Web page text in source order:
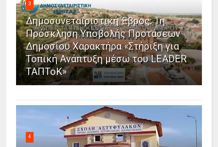
3
Δημοσυνεταιριστική Έβρος: 1η
Πρόσκληση Υποβολής Προτάσεων
Δημοσίου Χαρακτήρα «Στήριξη για
Τοπική Ανάπτυξη μέσω του LEADER
ΤΑΠΤοΚ»
4